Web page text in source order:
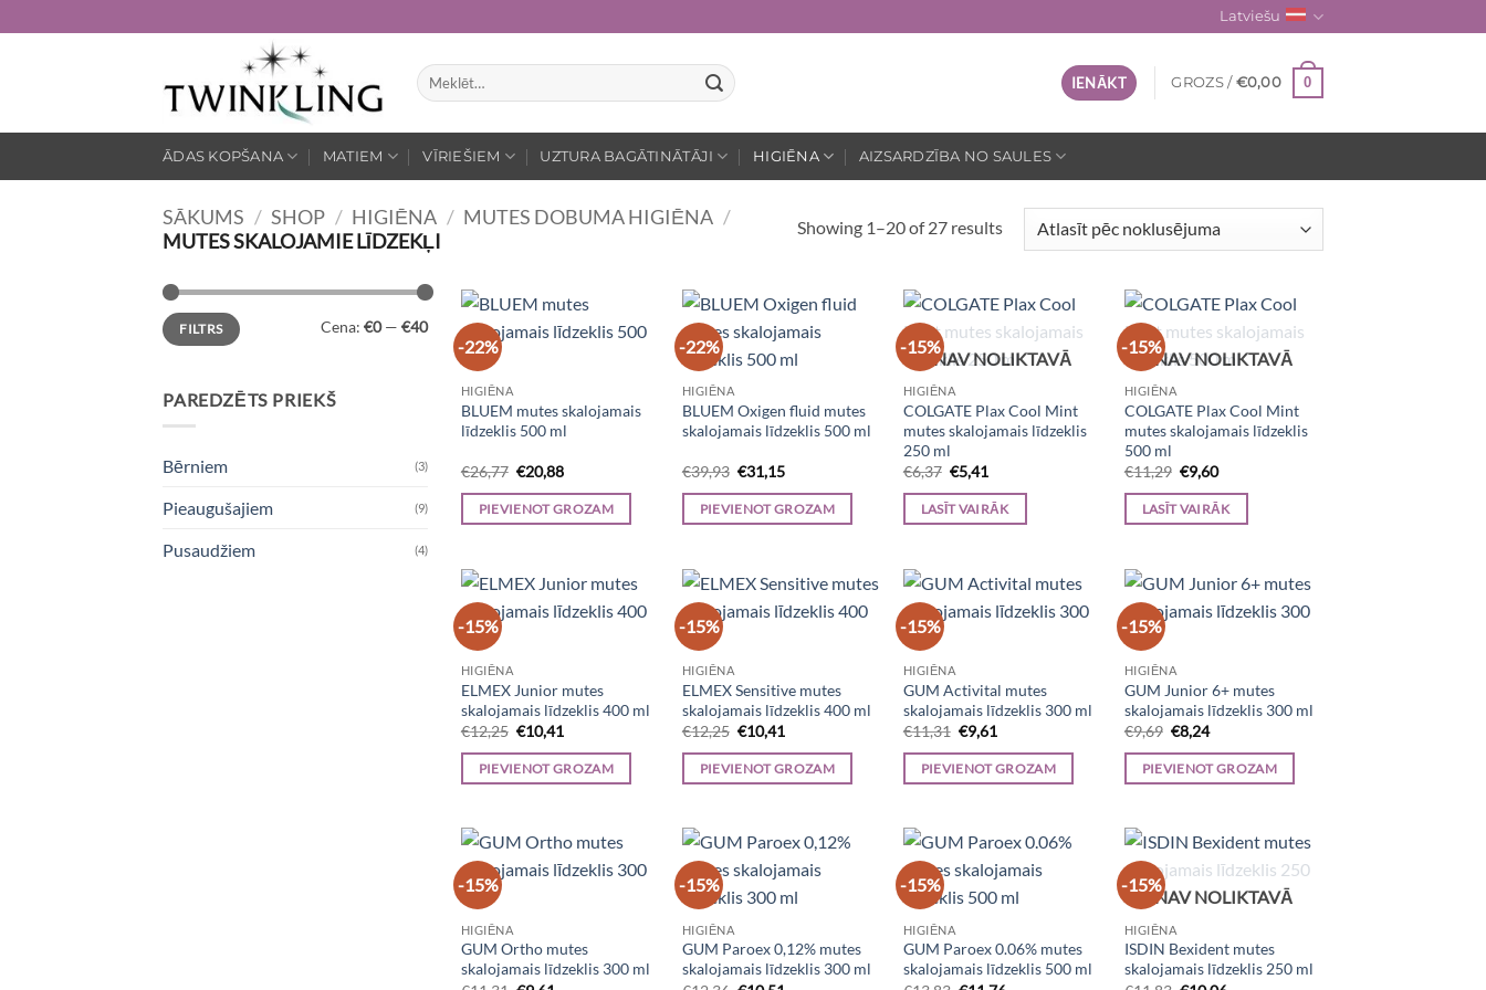
to
Latviešu
Meklēt:
IENĀKT GROZS / €0,00 0
ĀDAS KOPŠANA MATIEM VĪRIEŠIEM UZTURA BAGĀTINĀTĀJI HIGIĒNA AIZSARDZĪBA NO SAULES
SĀKUMS / SHOP / HIGIĒNA / MUTES DOBUMA HIGIĒNA /
MUTES SKALOJAMIE LĪDZEKĻI
Showing 1–20 of 27 results
Min.
cena
Maks.
cenaFILTRS Cena: €0— €40
PAREDZĒTS PRIEKŠ
Bērniem (3)
Pieaugušajiem (9)
Pusaudžiem (4)
-22%
HIGIĒNA
BLUEM mutes skalojamais
līdzeklis 500 ml
€26,77 Original
price
was:
€26,77.
€20,88Current
is:
€20,88.
PIEVIENOT GROZAM
-22%
HIGIĒNA
BLUEM Oxigen fluid mutes
skalojamais līdzeklis 500 ml
€39,93 Original
price
was:
€39,93.
€31,15Current
is:
€31,15.
PIEVIENOT GROZAM
-15%
NAV NOLIKTAVĀ
HIGIĒNA
COLGATE Plax Cool Mint
mutes skalojamais līdzeklis
250 ml
€6,37 Original
price
was:
€6,37.
€5,41
is:
€5,41.
LASĪT VAIRĀK
-15%
NAV NOLIKTAVĀ
HIGIĒNA
COLGATE Plax Cool Mint
mutes skalojamais līdzeklis
500 ml
€11,29 Original
price
was:
€11,29.
€9,60Current
is:
€9,60.
LASĪT VAIRĀK
-15%
HIGIĒNA
ELMEX Junior mutes
skalojamais līdzeklis 400 ml
€12,25 Original
price
was:
€12,25.
€10,41
is:
€10,41.
PIEVIENOT GROZAM
-15%
HIGIĒNA
ELMEX Sensitive mutes
skalojamais līdzeklis 400 ml
€12,25 Original
price
was:
€12,25.
€10,41
is:
€10,41.
PIEVIENOT GROZAM
-15%
HIGIĒNA
GUM Activital mutes
skalojamais līdzeklis 300 ml
€11,31 Original
price
was:
€11,31.
€9,61
is:
€9,61.
PIEVIENOT GROZAM
-15%
HIGIĒNA
GUM Junior 6+ mutes
skalojamais līdzeklis 300 ml
€9,69 Original
price
was:
€9,69.
€8,24Current
is:
€8,24.
PIEVIENOT GROZAM
-15%
HIGIĒNA
GUM Ortho mutes
skalojamais līdzeklis 300 ml
-15%
HIGIĒNA
GUM Paroex 0,12% mutes
skalojamais līdzeklis 300 ml
-15%
HIGIĒNA
GUM Paroex 0.06% mutes
skalojamais līdzeklis 500 ml
-15%
NAV NOLIKTAVĀ
HIGIĒNA
ISDIN Bexident mutes
skalojamais līdzeklis 250 ml